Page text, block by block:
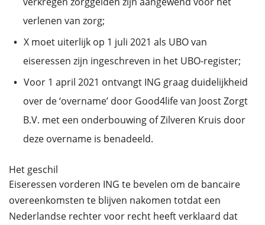
verlenen van zorg;
X moet uiterlijk op 1 juli 2021 als UBO van
eiseressen zijn ingeschreven in het UBO-register;
Voor 1 april 2021 ontvangt ING graag duidelijkheid
over de ‘overname’ door Good4life van Joost Zorgt
B.V. met een onderbouwing of Zilveren Kruis door
deze overname is benadeeld.
Het geschil
Eiseressen vorderen ING te bevelen om de bancaire
overeenkomsten te blijven nakomen totdat een
Nederlandse rechter voor recht heeft verklaard dat